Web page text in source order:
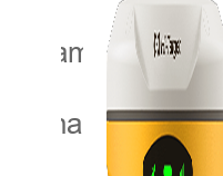
RTK;
na condução